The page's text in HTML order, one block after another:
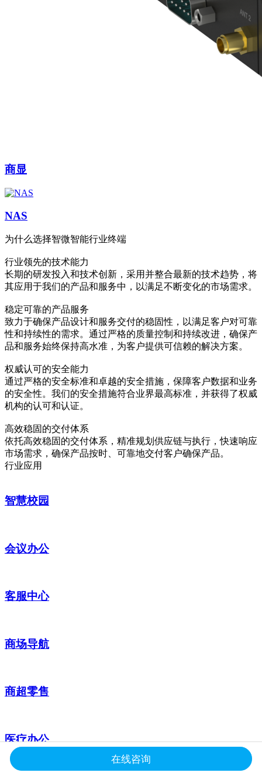
商显
NAS
为什么选择智微智能行业终端
行业领先的技术能力
长期的研发投入和技术创新，采用并整合最新的技术趋势，将
其应用于我们的产品和服务中，以满足不断变化的市场需求。
稳定可靠的产品服务
致力于确保产品设计和服务交付的稳固性，以满足客户对可靠
性和持续性的需求。通过严格的质量控制和持续改进，确保产
品和服务始终保持高水准，为客户提供可信赖的解决方案。
权威认可的安全能力
通过严格的安全标准和卓越的安全措施，保障客户数据和业务
的安全性。我们的安全措施符合业界最高标准，并获得了权威
机构的认可和认证。
高效稳固的交付体系
依托高效稳固的交付体系，精准规划供应链与执行，快速响应
市场需求，确保产品按时、可靠地交付客户确保产品。
行业应用
智慧校园
会议办公
客服中心
商场导航
商超零售
医疗办公
定制服务
在线咨询